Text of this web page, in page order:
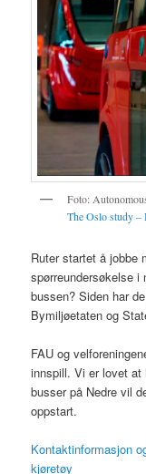
Foto:
The Oslo study –
Ruter startet å jobbe
spørreundersøkelse i
bussen? Siden har
Bymiljøetaten og
FAU og
innspill. Vi er lovet at
busser på Nedre vil
oppstart.
Kontaktinformasjon
kjøretøy